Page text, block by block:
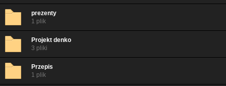
prezenty
1 plik
Projekt denko
3 pliki
Przepis
1 plik